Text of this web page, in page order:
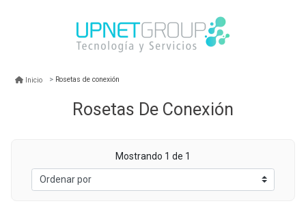
Inicio Rosetas de conexión
Rosetas De Conexión
Mostrando 1 de 1